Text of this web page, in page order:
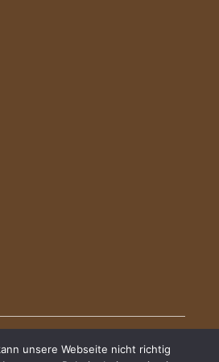
unsere Webseite nicht richtig